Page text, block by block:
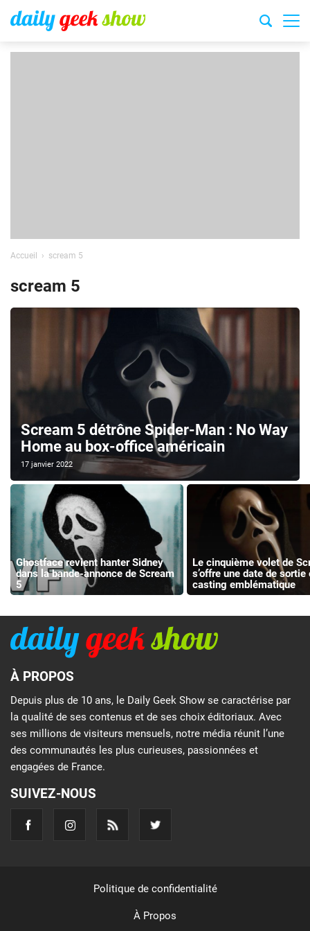
Accueil scream 5
scream 5
Scream 5 détrône Spider-Man : No Way
Home au box-office américain
17 janvier 2022
Ghostface revient hanter Sidney
dans la bande-annonce de Scream
5
Le cinquième volet de
s’offre une date de sortie
casting emblématique
À PROPOS
Depuis plus de 10 ans, le Daily Geek Show se caractérise par
la qualité de ses contenus et de ses choix éditoriaux. Avec
ses millions de visiteurs mensuels, notre média réunit l’une
des communautés les plus curieuses, passionnées et
engagées de France.
SUIVEZ-NOUS
Politique de confidentialité
À Propos